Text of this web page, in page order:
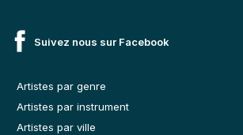
Suivez nous sur Facebook
Artistes par genre
Artistes par instrument
Artistes par ville